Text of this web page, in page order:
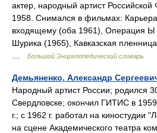
актер, народный артист
1958. Снимался в фильмах:
входящему (оба 1961), Операция Ы
Шурика (1965), Кавказская
Большой Энциклопедический словарь
Демьяненко, Александр
Народный артист России; родился
Свердловске; окончил ГИТИС в
г.; с 1962 г. работал на киностудии
на сцене Академического театра